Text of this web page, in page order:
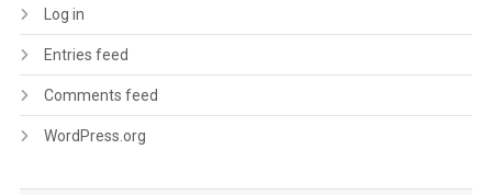
Log in
Entries feed
Comments feed
WordPress.org